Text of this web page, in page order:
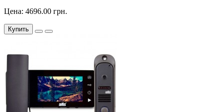
Цена: 4696.00 грн.
Купить